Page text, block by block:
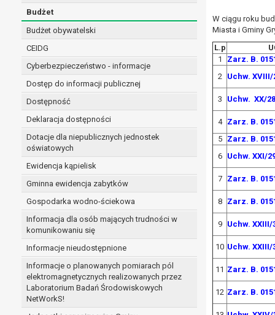
Budżet
Budżet obywatelski
CEIDG
Cyberbezpieczeństwo - informacje
Dostęp do informacji publicznej
Dostępność
Deklaracja dostępności
Dotacje dla niepublicznych jednostek
oświatowych
Ewidencja kąpielisk
Gminna ewidencja zabytków
Gospodarka wodno-ściekowa
Informacja dla osób mających trudności w
komunikowaniu się
Informacje nieudostępnione
Informacje o planowanych pomiarach pól
elektromagnetycznych realizowanych przez
Laboratorium Badań Środowiskowych
NetWorkS!
W ciągu roku
Miasta i Gminy
L.p
1
Zarz. B.
2
Uchw. XVIII/
3 Uchw. XX/
4 Zarz. B.
5
Zarz. B.
6
Uchw. XXI/
7 Zarz. B.
8 Zarz. B.
9 Uchw. XXIII/
10 Uchw. XXIII/
11 Zarz. B.
12 Zarz. B.
przetwarzanie danych odbywa się na
przetwarzanie odbywa się w sposób
prawo sprzeciwu wobec przetwarzania danych
niezbędność przetwarzania do
administratorowi bądź
niezbędność przetwarzania do celów
Z przyczyn związanych z Pani/Pana
on istnienie ważnych prawnie uzasadnionych
ustalenia, dochodzenia lub obrony roszczeń.
W przypadku gdy przetwarzanie danych osobowych
prawo do cofnięcia tej zgody w dowolnym momencie.
Przysługuje Pani/Panu prawo wniesienia skargi do
Organem właściwym do wniesienia skargi jest Prezes
W zależności od sfery, w której przetwarzane są
Pani/Pana dane nie będą poddawane